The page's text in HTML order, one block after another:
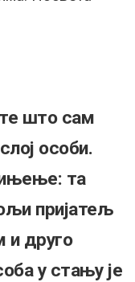
што сам
особи.
та
пријатељ
и друго
у стању је